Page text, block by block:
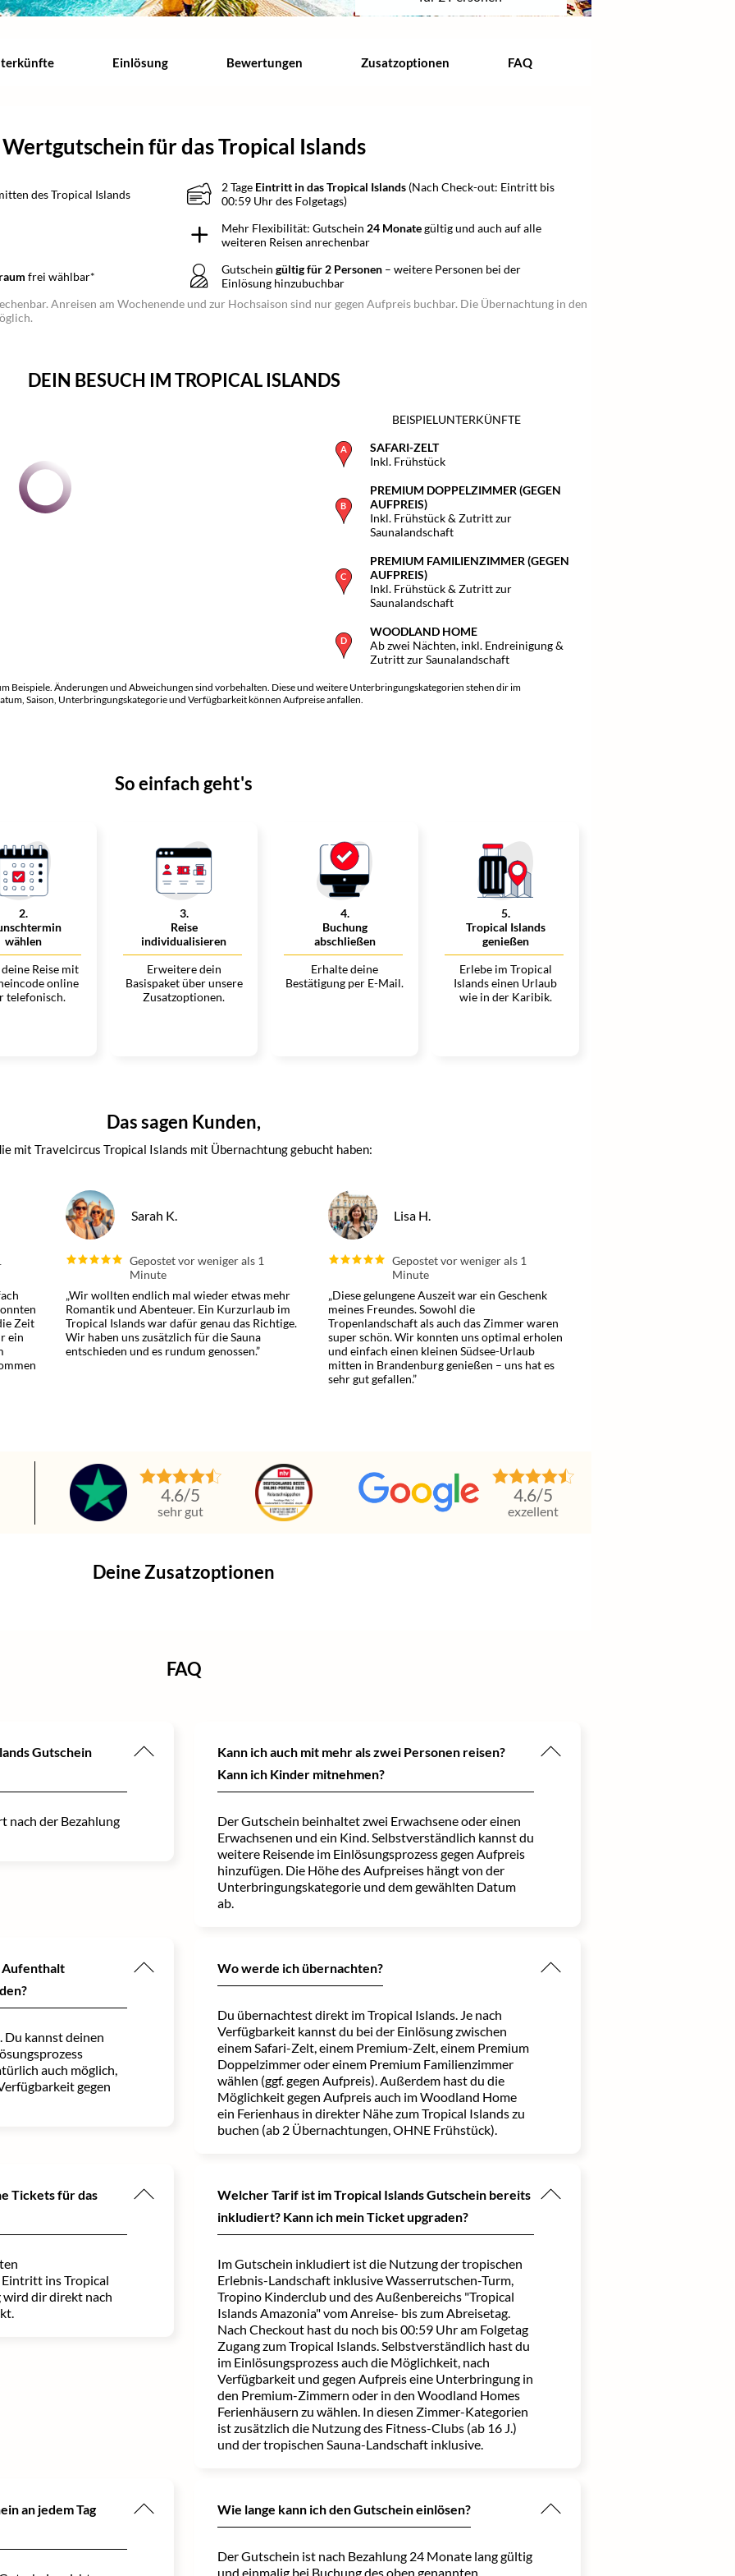
Einlösung Bewertungen Zusatzoptionen FAQ
Wertgutschein für das Tropical Islands
des Tropical Islands 2 Tage Eintritt in das Tropical Islands (Nach Check-out: Eintritt bis
00:59 Uhr des Folgetags)
Mehr Flexibilität: Gutschein 24 Monategültig und auch auf alle
weiteren Reisen anrechenbar
frei wählbar* Gutschein gültig für 2 Personen – weitere Personen bei der
Einlösung hinzubuchbar
Anreisen am Wochenende und zur Hochsaison sind nur gegen Aufpreis buchbar. Die Übernachtung in den
DEIN BESUCH IM TROPICAL ISLANDS
BEISPIELUNTERKÜNFTE
SAFARI-ZELT
Inkl. Frühstück
PREMIUM DOPPELZIMMER (GEGEN
AUFPREIS)
Inkl. Frühstück & Zutritt zur
Saunalandschaft
PREMIUM FAMILIENZIMMER (GEGEN
AUFPREIS)
Inkl. Frühstück & Zutritt zur
Saunalandschaft
WOODLAND HOME
Ab zwei Nächten, inkl. Endreinigung &
Zutritt zur Saunalandschaft
Beispiele. Änderungen und Abweichungen sind vorbehalten. Diese und weitere Unterbringungskategorien stehen dir im
Saison, Unterbringungskategorie und Verfügbarkeit können Aufpreise anfallen.
So einfach geht's
2.
wählen
Reise mit
online
telefonisch.
3.
Reise
individualisieren
Erweitere dein
Basispaket über unsere
Zusatzoptionen.
4.
Buchung
abschließen
Erhalte deine
Bestätigung per E-Mail.
5.
Tropical Islands
genießen
Erlebe im Tropical
Islands einen Urlaub
wie in der Karibik.
Das sagen Kunden,
mit Travelcircus Tropical Islands mit Übernachtung gebucht haben:
Zeit
ein
Sarah K.
Gepostet vor weniger als 1
Minute
„Wir wollten endlich mal wieder etwas mehr
Romantik und Abenteuer. Ein Kurzurlaub im
Tropical Islands war dafür genau das Richtige.
Wir haben uns zusätzlich für die Sauna
entschieden und es rundum genossen.”
Lisa H.
Gepostet vor weniger als 1
Minute
„Diese gelungene Auszeit war ein Geschenk
meines Freundes. Sowohl die
Tropenlandschaft als auch das Zimmer waren
super schön. Wir konnten uns optimal erholen
und einfach einen kleinen Südsee-Urlaub
mitten in Brandenburg genießen – uns hat es
sehr gut gefallen.”
4.6/5
sehr gut
4.6/5
exzellent
Deine Zusatzoptionen
FAQ
Gutschein
nach der Bezahlung
Kann ich auch mit mehr als zwei Personen reisen?
Kann ich Kinder mitnehmen?
Der Gutschein beinhaltet zwei Erwachsene oder einen
Erwachsenen und ein Kind. Selbstverständlich kannst du
weitere Reisende im Einlösungsprozess gegen Aufpreis
hinzufügen. Die Höhe des Aufpreises hängt von der
Unterbringungskategorie und dem gewählten Datum
ab.
Aufenthalt
Du kannst deinen
auch möglich,
gegen
Wo werde ich übernachten?
Du übernachtest direkt im Tropical Islands. Je nach
Verfügbarkeit kannst du bei der Einlösung zwischen
einem Safari-Zelt, einem Premium-Zelt, einem Premium
Doppelzimmer oder einem Premium Familienzimmer
wählen (ggf. gegen Aufpreis). Außerdem hast du die
Möglichkeit gegen Aufpreis auch im Woodland Home
ein Ferienhaus in direkter Nähe zum Tropical Islands zu
buchen (ab 2 Übernachtungen, OHNE Frühstück).
Tickets für das
ins Tropical
wird dir direkt nach
Welcher Tarif ist im Tropical Islands Gutschein bereits
inkludiert? Kann ich mein Ticket upgraden?
Im Gutschein inkludiert ist die Nutzung der tropischen
Erlebnis-Landschaft inklusive Wasserrutschen-Turm,
Tropino Kinderclub und des Außenbereichs "Tropical
Islands Amazonia" vom Anreise- bis zum Abreisetag.
Nach Checkout hast du noch bis 00:59 Uhr am Folgetag
Zugang zum Tropical Islands. Selbstverständlich hast du
im Einlösungsprozess auch die Möglichkeit, nach
Verfügbarkeit und gegen Aufpreis eine Unterbringung in
den Premium-Zimmern oder in den Woodland Homes
Ferienhäusern zu wählen. In diesen Zimmer-Kategorien
ist zusätzlich die Nutzung des Fitness-Clubs (ab 16 J.)
und der tropischen Sauna-Landschaft inklusive.
an jedem Tag
Wie lange kann ich den Gutschein einlösen?
Der Gutschein ist nach Bezahlung 24 Monate lang gültig
und einmalig bei Buchung des oben genannten